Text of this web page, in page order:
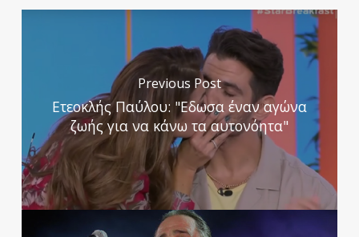
Previous Post
Ετεοκλής Παύλου: "Εδωσα έναν αγώνα
ζωής για να κάνω τα αυτονόητα"